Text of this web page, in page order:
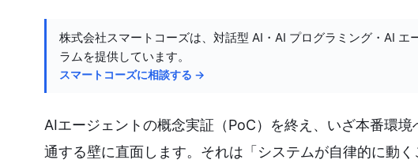
株式会社スマートコーズは、対話型 AI・AI プログラミング・AI
ラムを提供しています。
スマートコーズに相談する →
AIエージェントの概念実証（PoC）を終え、いざ本番環
通する壁に直面します。それは「システムが自律的に動く